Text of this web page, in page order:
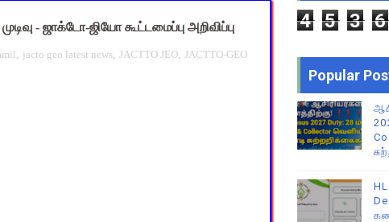
களஞ்சியம் வலைதளத்தில் ஜூலை மாத சம்பள சீட் டவுன்லோட் செய்யும்
- ஜாக்டோ-ஜியோ கூட்டமைப்பு அறிவிப்பு
, jacto geo latest news, JACTTO JEO, JACTTO-GEO
4 5 3 6
Popular